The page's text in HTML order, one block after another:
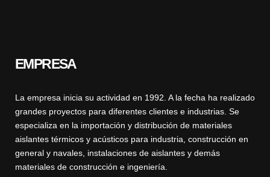
EMPRESA
La empresa inicia su actividad en 1992. A la fecha ha realizado
grandes proyectos para diferentes clientes e industrias. Se
especializa en la importación y distribución de materiales
aislantes térmicos y acústicos para industria, construcción en
general y navales, instalaciones de aislantes y demás
materiales de construcción e ingeniería.